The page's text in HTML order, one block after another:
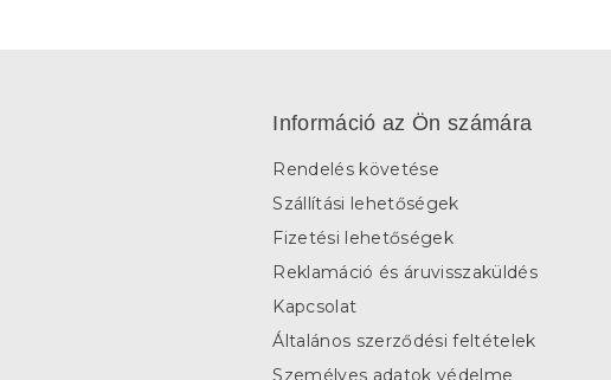
Információ az Ön számára
Rendelés követése
Szállítási lehetőségek
Fizetési lehetőségek
Reklamáció és áruvisszaküldés
Kapcsolat
Általános szerződési feltételek
Személyes adatok védelme